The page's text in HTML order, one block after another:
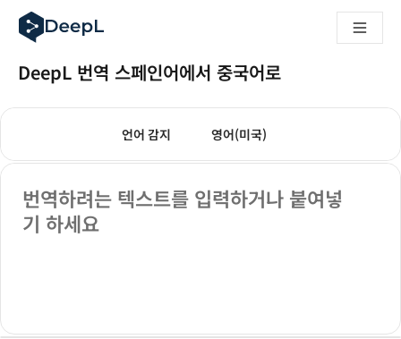
AI 에이전트용 DeepL
DeepL Translation Flow: 주요 사용 사례 및 통합 기능을 위한
How we brought Swiss German to DeepL
DeepL의 번역 품질 평가 시스템을 구축하는 방법
고품질 텍스트 번역에서 실시간 음성 플랫폼까지
DeepL 번역 스페인어에서 중국어로
번역 모드
텍스트 번역 도착 언어를 선택하세요. 현재 선택된 언어:
언어 감지 도착 언어를 선택하세요. 현재
영어(미국)
출발 텍스트
번역하려는 텍스트를 입력하거나 붙여넣
기 하세요